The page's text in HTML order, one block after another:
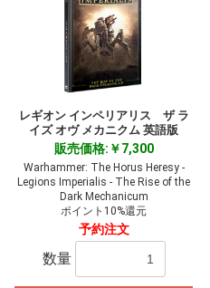
レギオン インペリアリス ザ ラ
イズ オヴ メカニクム 英語版
販売価格:￥7,300
Warhammer: The Horus Heresy -
Legions Imperialis - The Rise of the
Dark Mechanicum
ポイント10%還元
予約注文
数量